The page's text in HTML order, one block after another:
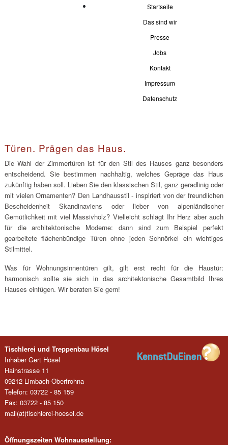
Startseite
Das sind wir
Presse
Jobs
Kontakt
Impressum
Datenschutz
Türen. Prägen das Haus.
Die Wahl der Zimmertüren ist für den Stil des Hauses ganz besonders
entscheidend. Sie bestimmen nachhaltig, welches Gepräge das Haus
zukünftig haben soll. Lieben Sie den klassischen Stil, ganz geradlinig oder
mit vielen Ornamenten? Den Landhausstil - inspiriert von der freundlichen
Bescheidenheit Skandinaviens oder lieber von alpenländischer
Gemütlichkeit mit viel Massivholz? Vielleicht schlägt Ihr Herz aber auch
für die architektonische Moderne: dann sind zum Beispiel perfekt
gearbeitete flächenbündige Türen ohne jeden Schnörkel ein wichtiges
Stilmittel.
Was für Wohnungsinnentüren gilt, gilt erst recht für die Haustür:
harmonisch sollte sie sich in das architektonische Gesamtbild Ihres
Hauses einfügen. Wir beraten Sie gern!
Tischlerei und Treppenbau Hösel
Inhaber Gert Hösel
Hainstrasse 11
09212 Limbach-Oberfrohna
Telefon: 03722 - 85 159
Fax: 03722 - 85 150
mail(at)tischlerei-hoesel.de
Öffnungszeiten Wohnausstellung: